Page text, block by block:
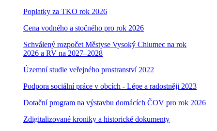
Poplatky za TKO rok 2026
Cena vodného a stočného pro rok 2026
Schválený rozpočet Městyse Vysoký Chlumec na rok
2026 a RV na 2027–2028
Územní studie veřejného prostranství 2022
Podpora sociální práce v obcích - Lépe a radostněji 2023
Dotační program na výstavbu domácích ČOV pro rok 2026
Zdigitalizované kroniky a historické dokumenty